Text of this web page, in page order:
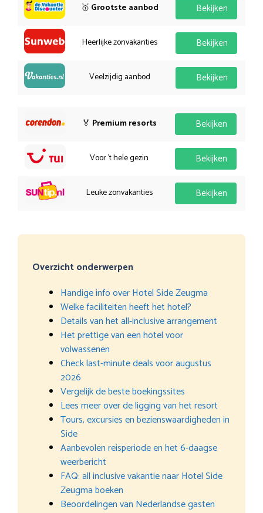
🥇 Grootste aanbod Bekijken
Heerlijke zonvakanties Bekijken
Veelzijdig aanbod Bekijken
🏅 Premium resorts Bekijken
Voor 't hele gezin Bekijken
Leuke zonvakanties Bekijken
Overzicht onderwerpen
Handige info over Hotel Side Zeugma
Welke faciliteiten heeft het hotel?
Details van het all-inclusive arrangement
Het prettige van een hotel voor
volwassenen
Check last-minute deals voor augustus
2026
Vergelijk de beste boekingssites
Lees meer over de ligging van het resort
Tours, excursies en bezienswaardigheden in
Side
Aanbevolen reisperiode en het 6-daagse
weerbericht
FAQ: all inclusive vakantie naar Hotel Side
Zeugma boeken
Beoordelingen van Nederlandse gasten